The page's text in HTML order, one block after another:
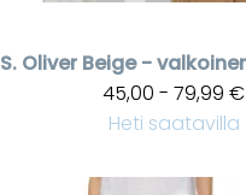
S. Oliver
45,00 - 79,99 €
Heti saatavilla